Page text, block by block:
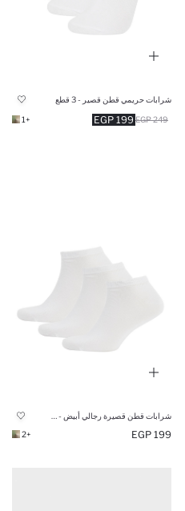
شرابات حريمي قطن قصير - 3 قطع
199 EGP 249 EGP
+1
199 EGP
+2